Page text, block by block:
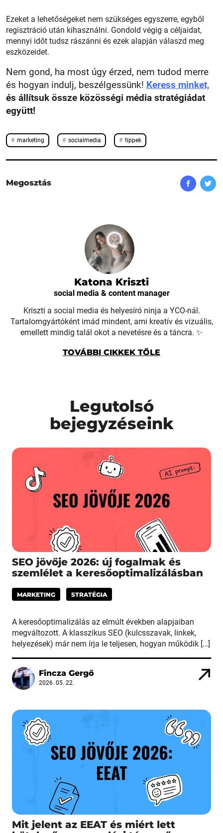
Katona Kriszti
social media & content manager
Kriszti a social media és helyesíró ninja a YCO-nál.
Tartalomgyártóként imád mindent, ami kreatív és vizuális,
emellett mindig talál okot a nevetésre és a táncra. ✨
TOVÁBBI CIKKEK TŐLE
Ezeket a lehetőségeket nem szükséges egyszerre, egyből
regisztráció után kihasználni. Gondold végig a céljaidat,
mennyi időt tudsz rászánni és ezek alapján válaszd meg
eszközeidet.
Nem gond, ha most úgy érzed, nem tudod merre
és hogyan indulj, beszélgessünk! Keress minket,
és állítsuk össze közösségi média stratégiádat
együtt!
marketing socialmedia tippek
Megosztás
Legutolsó
bejegyzéseink
SEO jövője 2026: új fogalmak és
szemlélet a keresőoptimalizálásban
MARKETING STRATÉGIA
A keresőoptimalizálás az elmúlt években alapjaiban
megváltozott. A klasszikus SEO (kulcsszavak, linkek,
helyezések) már nem írja le teljesen, hogyan működik […]
Fincza Gergő
2026. 05. 22.
Mit jelent az EEAT és miért lett